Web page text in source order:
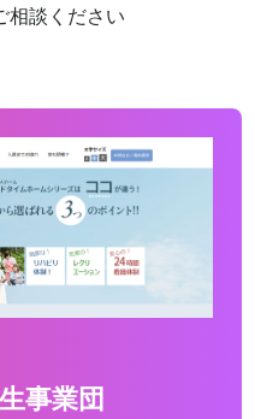
相談ください
事業団